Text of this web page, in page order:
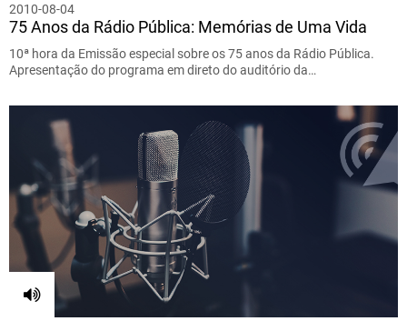
2010-08-04
75 Anos da Rádio Pública: Memórias de Uma Vida
10ª hora da Emissão especial sobre os 75 anos da Rádio Pública.
Apresentação do programa em direto do auditório da…